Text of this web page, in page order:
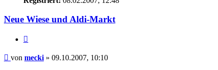
Neue Wiese und Aldi-Markt
Beitrag
von mecki » 09.10.2007, 10:10